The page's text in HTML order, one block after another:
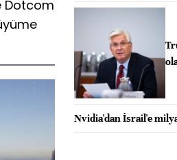
Dotcom
Nvidia'dan İsrail'e